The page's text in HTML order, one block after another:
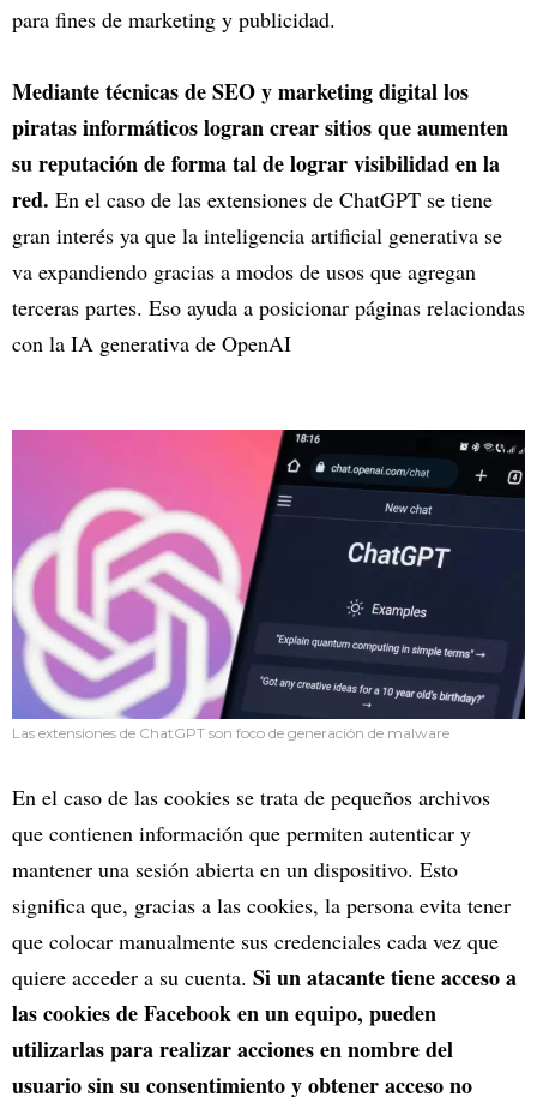
para fines de marketing y publicidad.
Mediante técnicas de SEO y marketing digital los
piratas informáticos logran crear sitios que aumenten
su reputación de forma tal de lograr visibilidad en la
red. En el caso de las extensiones de ChatGPT se tiene
gran interés ya que la inteligencia artificial generativa se
va expandiendo gracias a modos de usos que agregan
terceras partes. Eso ayuda a posicionar páginas relaciondas
con la IA generativa de OpenAI
Las extensiones de ChatGPT son foco de generación de malware
En el caso de las cookies se trata de pequeños archivos
que contienen información que permiten autenticar y
mantener una sesión abierta en un dispositivo. Esto
significa que, gracias a las cookies, la persona evita tener
que colocar manualmente sus credenciales cada vez que
quiere acceder a su cuenta. Si un atacante tiene acceso a
las cookies de Facebook en un equipo, pueden
utilizarlas para realizar acciones en nombre del
usuario sin su consentimiento y obtener acceso no